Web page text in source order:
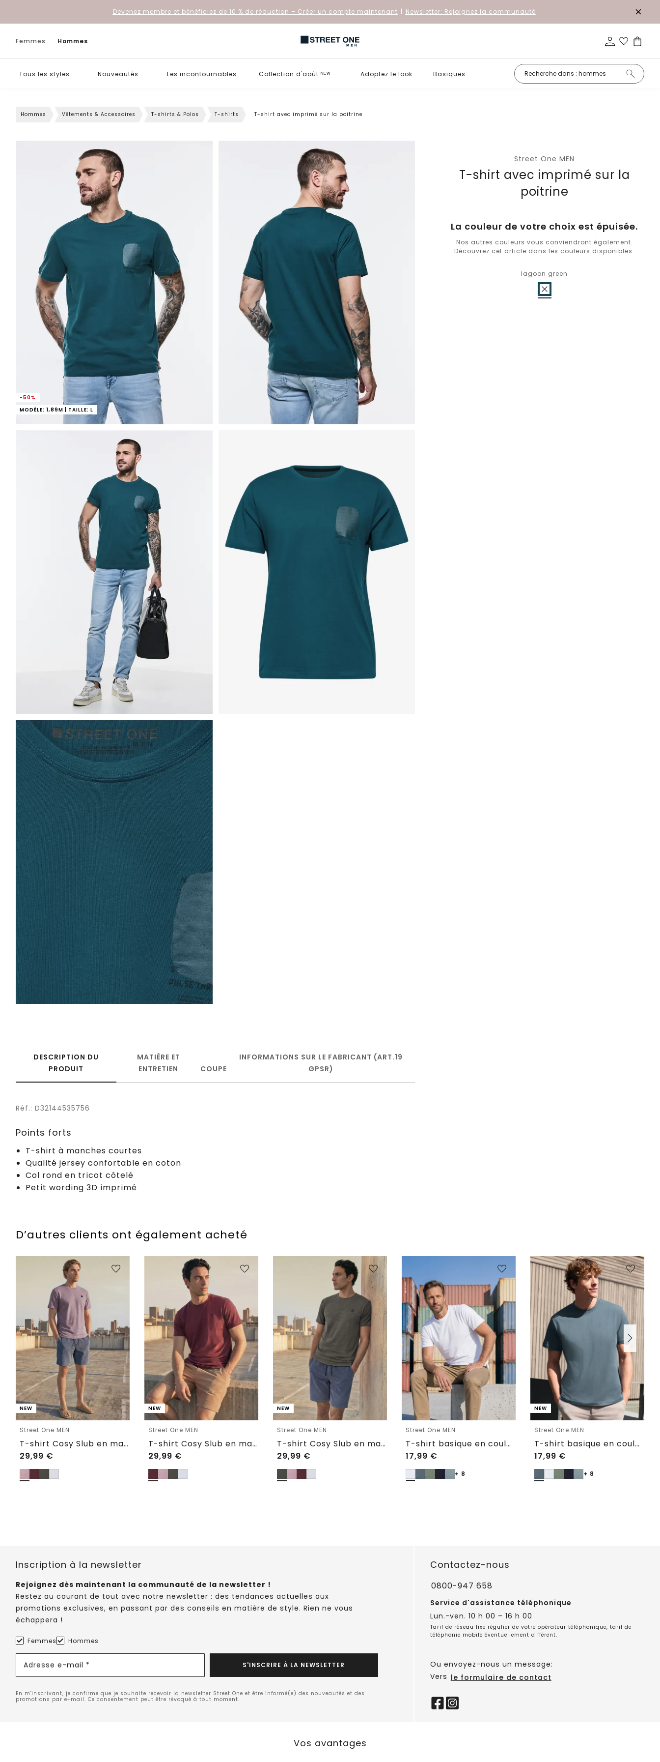
Devenez membre et bénéficiez de 10 % de réduction – Créer un compte maintenant | Newsletter: Rejoignez la communauté
Femmes Hommes
Tous les styles Nouveautés Les incontournables Collection d'août ᴺᴱᵂ Adoptez le look Basiques Petits prix
Hommes Vêtements & Accessoires T-shirts & Polos T-shirts T-shirt avec imprimé sur la poitrine
-50%
MODÈLE: 1,89M | TAILLE: L
Street One MEN
T-shirt avec imprimé sur la
poitrine
La couleur de votre choix est épuisée.
Nos autres couleurs vous conviendront également.
Découvrez cet article dans les couleurs disponibles.
lagoon green
DESCRIPTION DU
PRODUIT
MATIÈRE ET
ENTRETIEN
COUPE
INFORMATIONS SUR LE FABRICANT (ART.19
GPSR)
Réf.: D32144535756
Points forts
T-shirt à manches courtes
Qualité jersey confortable en coton
Col rond en tricot côtelé
Petit wording 3D imprimé
D’autres clients ont également acheté
NEW
Street One MEN
T-shirt Cosy Slub en maille texturée
29,99 €
NEW
Street One MEN
T-shirt Cosy Slub en maille texturée
29,99 €
NEW
Street One MEN
T-shirt Cosy Slub en maille texturée
29,99 €
Street One MEN
T-shirt basique en couleur unie
17,99 €
+ 8
NEW
Street One MEN
T-shirt basique en couleur unie
17,99 €
+ 8
Inscription à la newsletter
Rejoignez dès maintenant la communauté de la newsletter !
Restez au courant de tout avec notre newsletter : des tendances actuelles aux
promotions exclusives, en passant par des conseils en matière de style. Rien ne vous
échappera !
Femmes Hommes
Adresse e-mail * S'INSCRIRE À LA NEWSLETTER
En m'inscrivant, je confirme que je souhaite recevoir la newsletter Street One et être informé(e) des nouveautés et des
promotions par e-mail. Ce consentement peut être révoqué à tout moment.
Contactez-nous
0800-947 658
Service d'assistance téléphonique
Lun.-ven. 10 h 00 – 16 h 00
Tarif de réseau fixe régulier de votre opérateur téléphonique, tarif de
téléphonie mobile éventuellement différent.
Ou envoyez-nous un message:
Vers le formulaire de contact
Vos avantages